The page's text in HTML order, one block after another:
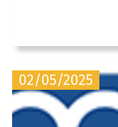
02/05/2025